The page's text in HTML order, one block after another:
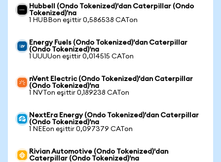
Hubbell (Ondo Tokenized)'dan Caterpillar (Ondo
Tokenized)'na
1 HUBBon eşittir 0,586538 CATon
Energy Fuels (Ondo Tokenized)'dan Caterpillar
(Ondo Tokenized)'na
1 UUUUon eşittir 0,014515 CATon
nVent Electric (Ondo Tokenized)'dan Caterpillar
(Ondo Tokenized)'na
1 NVTon eşittir 0,189238 CATon
NextEra Energy (Ondo Tokenized)'dan Caterpillar
(Ondo Tokenized)'na
1 NEEon eşittir 0,097379 CATon
Rivian Automotive (Ondo Tokenized)'dan
Caterpillar (Ondo Tokenized)'na